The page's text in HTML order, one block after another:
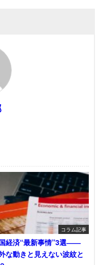
コラム記事
経済“最新事情”3選――
な動きと見えない波紋と